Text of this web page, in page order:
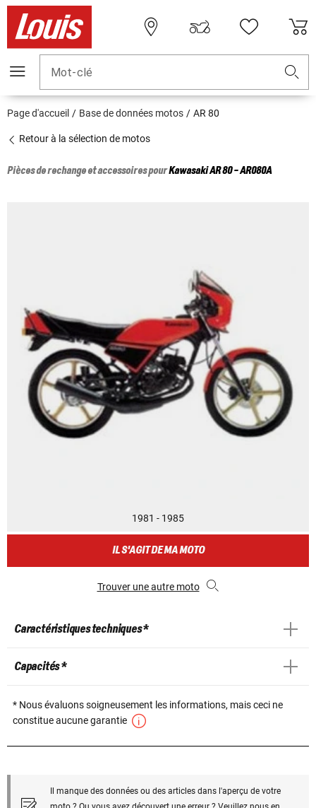
Mot-clé
Page d'accueil Base de données motos AR 80
Retour à la sélection de motos
Pièces de rechange et accessoires pourKawasakiAR 80 - AR080A
1981 - 1985
IL S'AGIT DE MA MOTO
Trouver une autre moto
Caractéristiques techniques *
Capacités *
* Nous évaluons soigneusement les informations, mais ceci ne
constitue aucune garantie
Il manque des données ou des articles dans l'aperçu de votre